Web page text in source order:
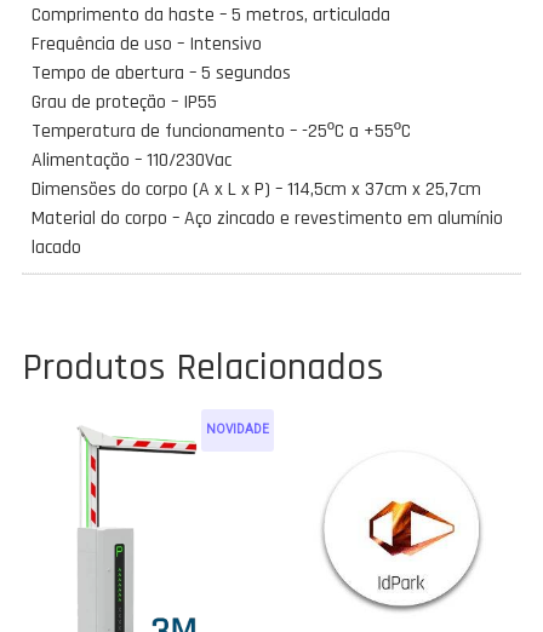
Comprimento da haste – 5 metros, articulada
Frequência de uso – Intensivo
Tempo de abertura – 5 segundos
Grau de proteção – IP55
Temperatura de funcionamento – -25ºC a +55ºC
Alimentação – 110/230Vac
Dimensões do corpo (A x L x P) – 114,5cm x 37cm x 25,7cm
Material do corpo – Aço zincado e revestimento em alumínio
lacado
Produtos Relacionados
NOVIDADE